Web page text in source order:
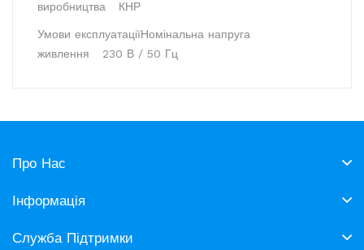
виробництва
КНР
Умови експлуатаціїНомінальна напруга
живлення
230 В / 50 Гц
Про Нас
Інформація
Служба Підтримки